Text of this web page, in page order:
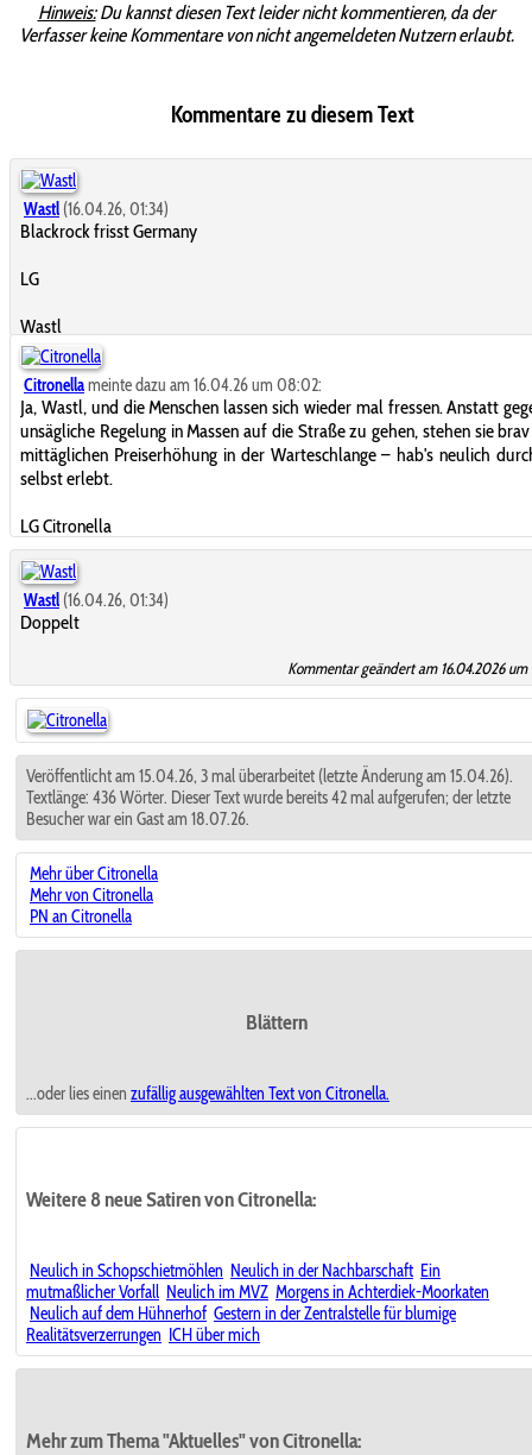
Hinweis:Du kannst diesen Text leider nicht kommentieren, da der
Verfasser keine Kommentare von nicht angemeldeten Nutzern erlaubt.
Kommentare zu diesem Text
Wastl (16.04.26, 01:34)
Blackrock frisst Germany
LG
Wastl
Citronellameinte dazu am 16.04.26 um 08:02:
Ja, Wastl, und die Menschen lassen sich wieder mal fressen. Anstatt
unsägliche Regelung in Massen auf die Straße zu gehen, stehen sie
mittäglichen Preiserhöhung in der Warteschlange – hab's neulich
selbst erlebt.
LG Citronella
Wastl (16.04.26, 01:34)
Doppelt
Kommentar geändert am 16.04.2026 um
Veröffentlicht am 15.04.26, 3 mal überarbeitet (letzte Änderung am 15.04.26).
Textlänge: 436 Wörter. Dieser Text wurde bereits 42 mal aufgerufen; der letzte
Besucher war ein Gast am 18.07.26.
Mehr über Citronella
Mehr von Citronella
PN an Citronella
Blättern
...oder lies einen zufällig ausgewählten Text von Citronella.
Weitere 8 neue Satiren von Citronella:
Neulich in Schopschietmöhlen Neulich in der Nachbarschaft Ein
mutmaßlicher Vorfall Neulich im MVZ Morgens in Achterdiek-Moorkaten
Neulich auf dem Hühnerhof Gestern in der Zentralstelle für blumige
Realitätsverzerrungen ICH über mich
Mehr zum Thema "Aktuelles" von Citronella: